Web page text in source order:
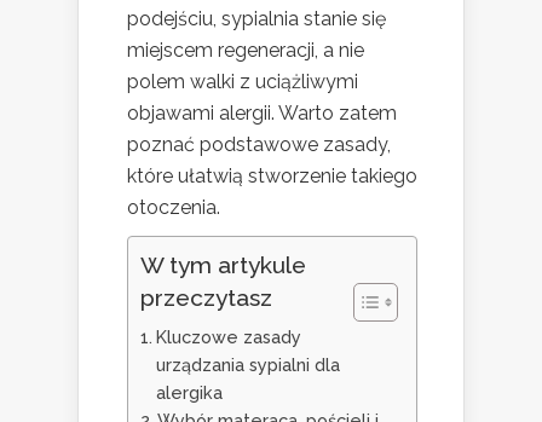
podejściu, sypialnia stanie się
miejscem regeneracji, a nie
polem walki z uciążliwymi
objawami alergii. Warto zatem
poznać podstawowe zasady,
które ułatwią stworzenie takiego
otoczenia.
W tym artykule
przeczytasz
Kluczowe zasady
urządzania sypialni dla
alergika